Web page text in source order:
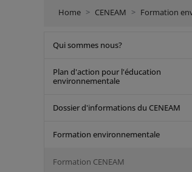
Home CENEAM Formation
Qui sommes nous?
Plan d'action pour l'éducation
environnementale
Dossier d'informations du CENEAM
Formation environnementale
Formation CENEAM